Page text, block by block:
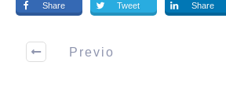
Share Tweet Share
Previo